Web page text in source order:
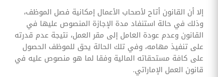
إلا أن القانون أتاح لأصحاب الأعمال إمكانية فصل الموظف،
وذلك في حالة استنفاد مدة الإجازة المنصوص عليها في
القانون وعدم عودة العامل إلى مقر العمل، نتيجة عدم قدرته
على تنفيذ مهامه، وفي تلك الحالة يحق للموظف الحصول
على كافة مستحقاته المالية وفقا لما هو منصوص عليه في
قانون العمل الإماراتي.